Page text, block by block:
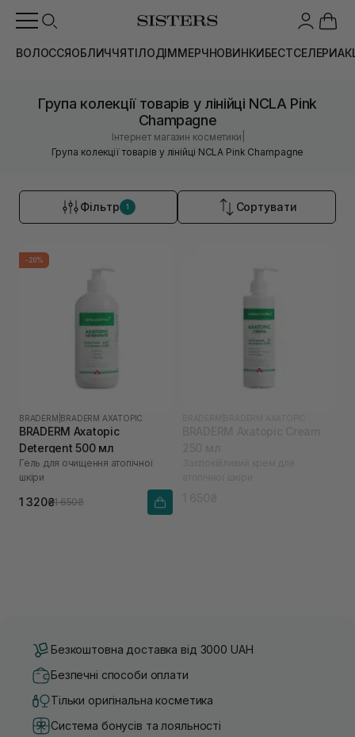
ВОЛОССЯОБЛИЧЧЯТІЛОДІММЕРЧНОВИНКИБЕСТСЕЛЕРИ
Група колекції товарів у лінійці NCLA Pink
Champagne
Інтернет магазин косметики
Група колекції товарів у лінійці NCLA Pink Champagne
Фільтр 1 Сортувати
-20%
BRADERM BRADERM AXATOPIC
BRADERM Axatopic
Detergent 500 мл
Гель для очищення атопічної
шкіри
1 320₴1 650₴
Безкоштовна доставка від 3000 UAH
Безпечні способи оплати
Тільки оригінальна косметика
Система бонусів та лояльності